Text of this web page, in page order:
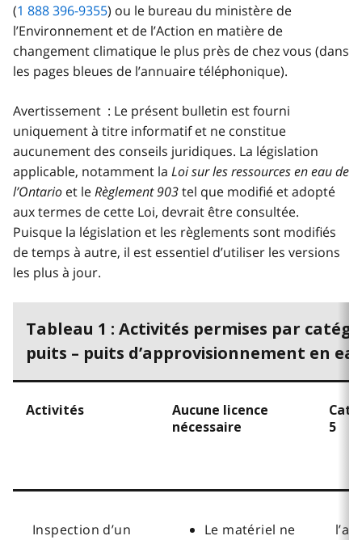
(1 888 396-9355) ou le bureau du ministère de
l’Environnement et de l’Action en matière de
changement climatique le plus près de chez vous (dans
les pages bleues de l’annuaire téléphonique).
Avertissement : Le présent bulletin est fourni
uniquement à titre informatif et ne constitue
aucunement des conseils juridiques. La législation
applicable, notamment la Loi sur les ressources en eau de
l’Ontario et leRèglement 903tel que modifié et adopté
aux termes de cette Loi, devrait être consultée.
Puisque la législation et les règlements sont modifiés
de temps à autre, il est essentiel d’utiliser les versions
les plus à jour.
Tableau 1 : Activités permises par
puits – puits d’approvisionnement en
Activités
Aucune licence
nécessaire
5
Inspection d’un Le matériel ne